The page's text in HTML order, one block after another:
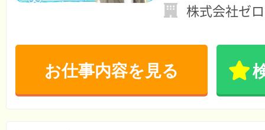
株式会社ゼ
お仕事内容を見る